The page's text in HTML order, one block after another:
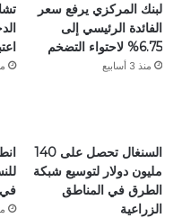
لبنك المركزي يرفع سعر
الفائدة الرئيسي إلى
6.75% لاحتواء التضخم
منذ 3 أسابيع
السنغال تحصل على 140
مليون دولار لتوسيع شبكة
الطرق في المناطق
الزراعية